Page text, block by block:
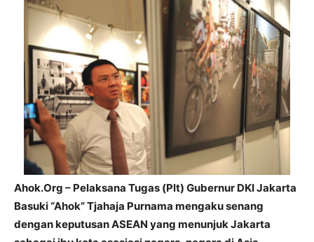
Ahok.Org – Pelaksana Tugas (Plt) Gubernur DKI Jakarta
Basuki “Ahok” Tjahaja Purnama mengaku senang
dengan keputusan ASEAN yang menunjuk Jakarta